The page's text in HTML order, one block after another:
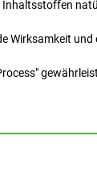
Wirksamkeit und